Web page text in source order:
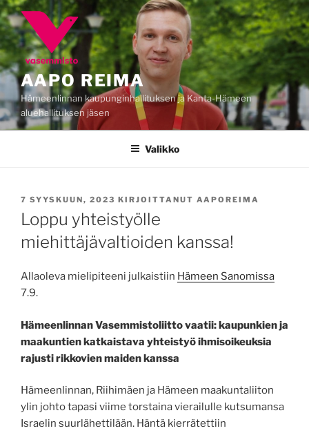
Siirry
sisältöön
AAPO REIMA
Hämeenlinnan kaupunginhallituksen ja Kanta-Hämeen
aluehallituksen jäsen
Valikko
JULKAISTU
7 SYYSKUUN, 2023 KIRJOITTANUT AAPOREIMA
Loppu yhteistyölle
miehittäjävaltioiden kanssa!
Allaoleva mielipiteeni julkaistiin Hämeen Sanomissa
7.9.
Hämeenlinnan Vasemmistoliitto vaatii: kaupunkien ja
maakuntien katkaistava yhteistyö ihmisoikeuksia
rajusti rikkovien maiden kanssa
Hämeenlinnan, Riihimäen ja Hämeen maakuntaliiton
ylin johto tapasi viime torstaina vierailulle kutsumansa
Israelin suurlähettilään. Häntä kierrätettiin